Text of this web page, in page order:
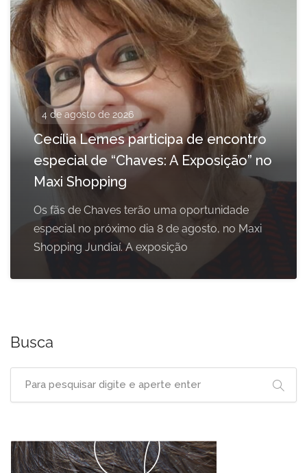
4 de agosto de 2026
Cecília Lemes participa de encontro
especial de “Chaves: A Exposição” no
Maxi Shopping
Os fãs de Chaves terão uma oportunidade
especial no próximo dia 8 de agosto, no Maxi
Shopping Jundiaí. A exposição
Busca